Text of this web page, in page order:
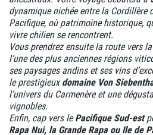
dynamique nichée entre la Cordillère
Pacifique, où patrimoine historique,
vivre chilien se rencontrent.
Vous prendrez ensuite la route vers la
l’une des plus anciennes régions
ses paysages andins et ses vins
le prestigieuxdomaine Von
l’univers du Carmenère et une
vignobles.
Enfin, cap vers lePacifique Sud-est
Rapa Nui, la Grande Rapa ou Ile de